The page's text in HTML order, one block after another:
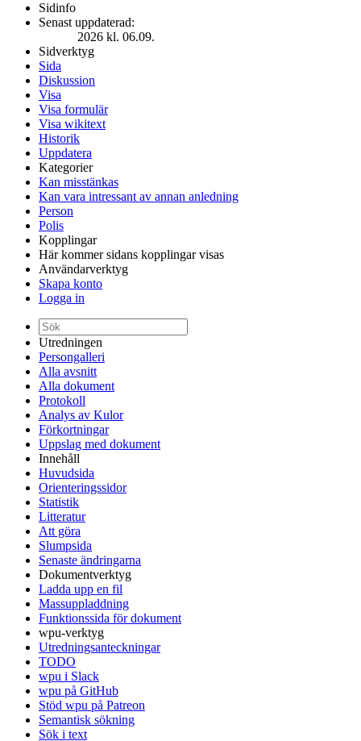
Sidinfo
Senast uppdaterad:
2026 kl. 06.09.
Sidverktyg
Sida
Diskussion
Visa
Visa formulär
Visa wikitext
Historik
Uppdatera
Kategorier
Kan misstänkas
Kan vara intressant av annan anledning
Person
Polis
Kopplingar
Här kommer sidans kopplingar visas
Användarverktyg
Skapa konto
Logga in
Utredningen
Persongalleri
Alla avsnitt
Alla dokument
Protokoll
Analys av Kulor
Förkortningar
Uppslag med dokument
Innehåll
Huvudsida
Orienteringssidor
Statistik
Litteratur
Att göra
Slumpsida
Senaste ändringarna
Dokumentverktyg
Ladda upp en fil
Massuppladdning
Funktionssida för dokument
wpu-verktyg
Utredningsanteckningar
TODO
wpu i Slack
wpu på GitHub
Stöd wpu på Patreon
Semantisk sökning
Sök i text